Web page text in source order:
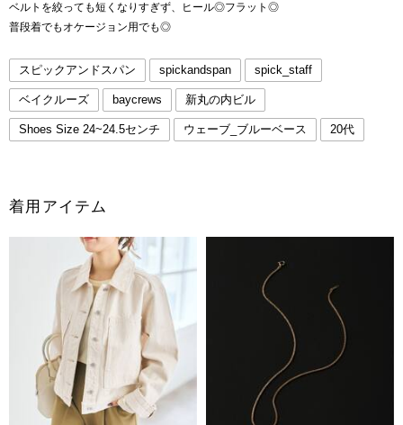
ベルトを絞っても短くなりすぎず、ヒール◎フラット◎
普段着でもオケージョン用でも◎
スピックアンドスパン spickandspan spick_staff
ベイクルーズ baycrews 新丸の内ビル
Shoes Size 24~24.5センチ ウェーブ_ブルーベース 20代
着用アイテム